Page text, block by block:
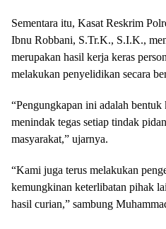
Sementara itu, Kasat Reskrim
Ibnu Robbani, S.Tr.K., S.I.K.,
merupakan hasil kerja keras
melakukan penyelidikan secara
“Pengungkapan ini adalah
menindak tegas setiap tindak
masyarakat,” ujarnya.
“Kami juga terus melakukan
kemungkinan keterlibatan pihak
hasil curian,” sambung